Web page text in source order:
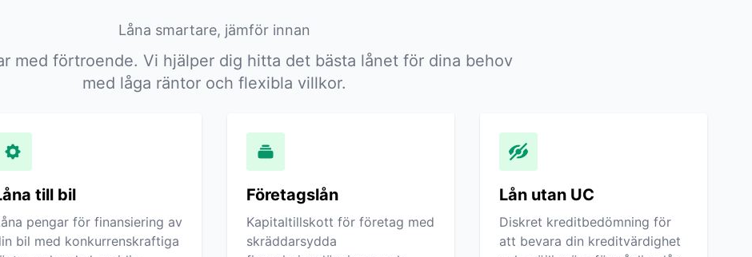
Låna smartare, jämför innan
med förtroende. Vi hjälper dig hitta det bästa lånet för dina behov
med låga räntor och flexibla villkor.
till bil
pengar för finansiering av
bil med konkurrenskraftiga
Företagslån
Kapitaltillskott för företag med
skräddarsydda
Lån utan UC
Diskret kreditbedömning för
att bevara din kreditvärdighet